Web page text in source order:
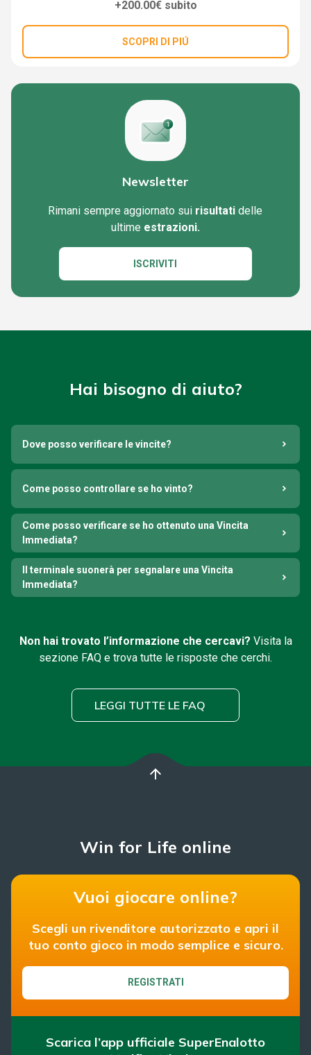
+200.00€ subito
SCOPRI DI PIÚ
Newsletter
Rimani sempre aggiornato sui risultati delle
ultime estrazioni.
ISCRIVITI
Hai bisogno di aiuto?
Dove posso verificare le vincite?
Come posso controllare se ho vinto?
Come posso verificare se ho ottenuto una Vincita
Immediata?
Il terminale suonerà per segnalare una Vincita
Immediata?
Non hai trovato l’informazione che cercavi? Visita la
sezione FAQ e trova tutte le risposte che cerchi.
LEGGI TUTTE LE FAQ
arrow_upward
Win for Life online
Vuoi giocare online?
Scegli un rivenditore autorizzato e apri il
tuo conto gioco in modo semplice e sicuro.
REGISTRATI
Scarica l’app ufficiale SuperEnalotto